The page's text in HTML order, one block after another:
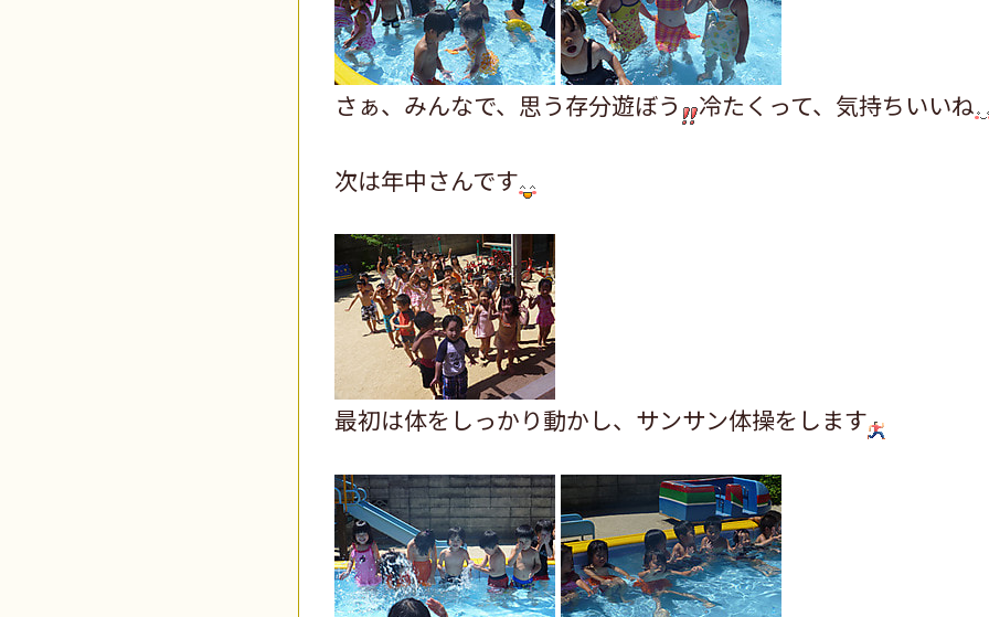
さぁ、みんなで、思う存分遊ぼう 冷たくって、気持ちいいね
次は年中さんです
最初は体をしっかり動かし、サンサン体操をします